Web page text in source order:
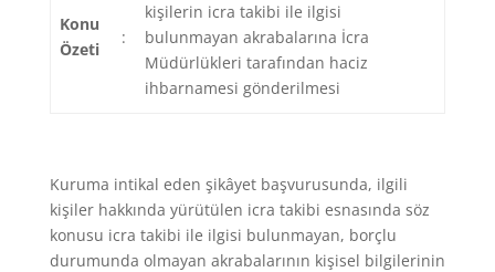
Konu
Özeti
:
kişilerin icra takibi ile ilgisi
bulunmayan akrabalarına İcra
Müdürlükleri tarafından haciz
ihbarnamesi gönderilmesi
Kuruma intikal eden şikâyet başvurusunda, ilgili
kişiler hakkında yürütülen icra takibi esnasında söz
konusu icra takibi ile ilgisi bulunmayan, borçlu
durumunda olmayan akrabalarının kişisel bilgilerinin